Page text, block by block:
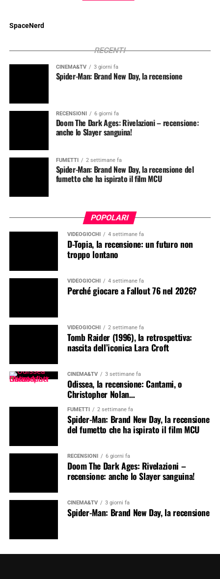
SpaceNerd
RECENTI
CINEMA&TV 3 giorni fa
Spider-Man: Brand New Day, la recensione
RECENSIONI 6 giorni fa
Doom The Dark Ages: Rivelazioni – recensione:
anche lo Slayer sanguina!
FUMETTI 2 settimane fa
Spider-Man: Brand New Day, la recensione del
fumetto che ha ispirato il film MCU
POPOLARI
VIDEOGIOCHI 4 settimane fa
D-Topia, la recensione: un futuro non
troppo lontano
VIDEOGIOCHI 4 settimane fa
Perché giocare a Fallout 76 nel 2026?
VIDEOGIOCHI 2 settimane fa
Tomb Raider (1996), la retrospettiva:
nascita dell’iconica Lara Croft
CINEMA&TV 3 settimane fa
Odissea, la recensione: Cantami, o
Christopher Nolan…
FUMETTI 2 settimane fa
Spider-Man: Brand New Day, la recensione
del fumetto che ha ispirato il film MCU
RECENSIONI 6 giorni fa
Doom The Dark Ages: Rivelazioni –
recensione: anche lo Slayer sanguina!
CINEMA&TV 3 giorni fa
Spider-Man: Brand New Day, la recensione